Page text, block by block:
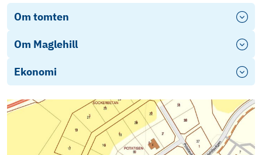
Om tomten
Om Maglehill
Ekonomi